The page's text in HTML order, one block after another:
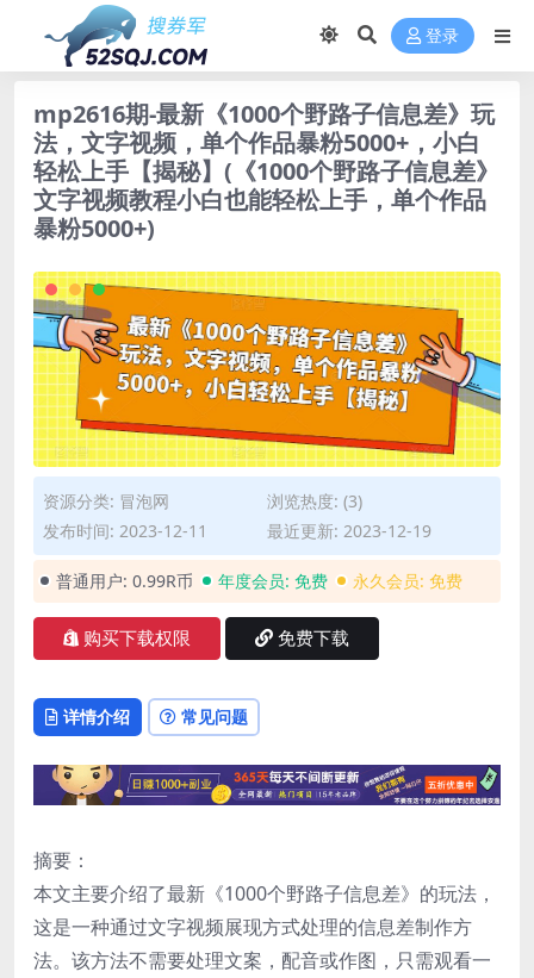
登录
mp2616期-最新《1000个野路子信息差》玩
法，文字视频，单个作品暴粉5000+，小白
轻松上手【揭秘】(《1000个野路子信息差》
文字视频教程小白也能轻松上手，单个作品
暴粉5000+)
资源分类: 冒泡网
浏览热度: (3)
发布时间: 2023-12-11
最近更新: 2023-12-19
普通用户: 0.99R币 年度会员: 免费 永久会员: 免费
购买下载权限 免费下载
详情介绍 常见问题
摘要：
本文主要介绍了最新《1000个野路子信息差》的玩法，
这是一种通过文字视频展现方式处理的信息差制作方
法。该方法不需要处理文案，配音或作图，只需观看一